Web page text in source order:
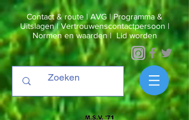
Contact & route |AVG |Programma &
Uitslagen|Vertrouwenscontactpersoon |
Normen en waarden|Lid worden